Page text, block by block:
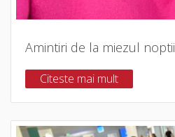
Amintiri de la miezul noptii
Citeste mai mult